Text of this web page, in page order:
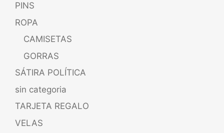
PINS
ROPA
CAMISETAS
GORRAS
SÁTIRA POLÍTICA
sin categoria
TARJETA REGALO
VELAS